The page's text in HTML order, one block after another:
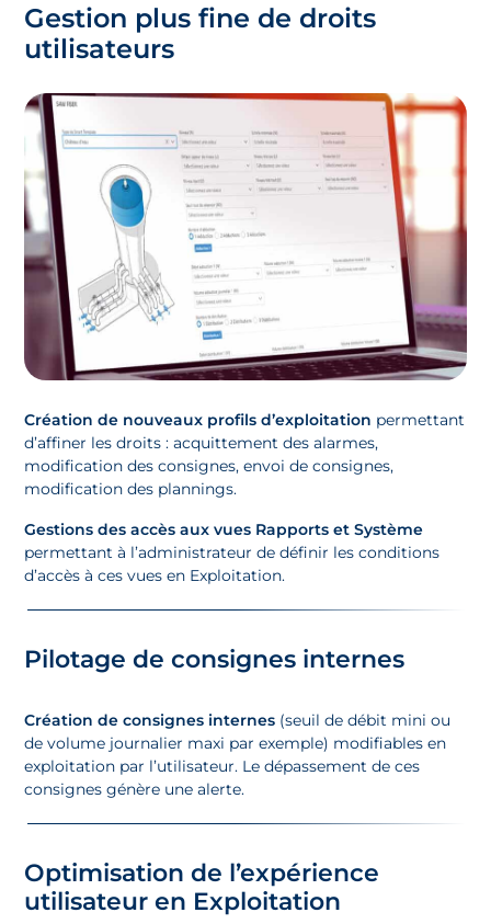
Gestion plus fine de droits
utilisateurs​
Création de nouveaux profils d’exploitation permettant
d’affiner les droits : acquittement des alarmes,
modification des consignes, envoi de consignes,
modification des plannings.​
Gestions des accès aux vues Rapports et Système
permettant à l’administrateur de définir les conditions
d’accès à ces vues en Exploitation.
Pilotage de consignes internes
Création de consignes internes (seuil de débit mini ou
de volume journalier maxi par exemple) modifiables en
exploitation par l’utilisateur. Le dépassement de ces
consignes génère une alerte.
Optimisation de l’expérience
utilisateur en Exploitation